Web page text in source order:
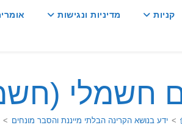
קניות מדיניות ונגישות
חשמלי
> ידע בנושא הקרינה הבלתי מייננת והסבר מונחים >